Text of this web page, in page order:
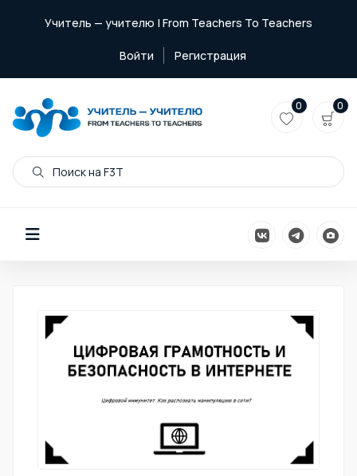
Учитель — учителю | From Teachers To Teachers
Войти Регистрация
Поиск на F3T
0 0